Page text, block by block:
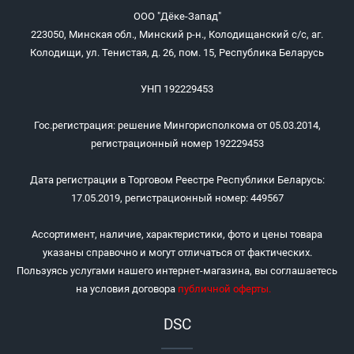
ООО "Дёке-Запад"
223050, Минская обл., Минский р-н., Колодищанский с/с, аг.
Колодищи, ул. Тенистая, д. 26, пом. 15, Республика Беларусь
УНП 192229453
Гос.регистрация: решение Мингорисполкома от 05.03.2014,
регистрационный номер 192229453
Дата регистрации в Торговом Реестре Республики Беларусь:
17.05.2019, регистрационный номер: 449567
Ассортимент, наличие, характеристики, фото и цены товара
указаны справочно и могут отличаться от фактических.
Пользуясь услугами нашего интернет-магазина, вы соглашаетесь
на условия договора публичной оферты.
DSC